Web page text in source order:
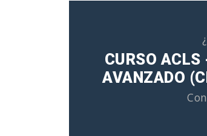
CURSO
AVANZADO